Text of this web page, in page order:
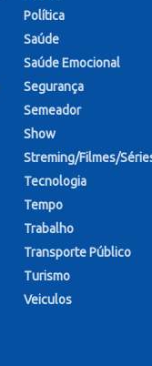
Política
Saúde
Saúde Emocional
Segurança
Semeador
Show
Streming/Filmes/
Tecnologia
Tempo
Trabalho
Transporte Público
Turismo
Veiculos